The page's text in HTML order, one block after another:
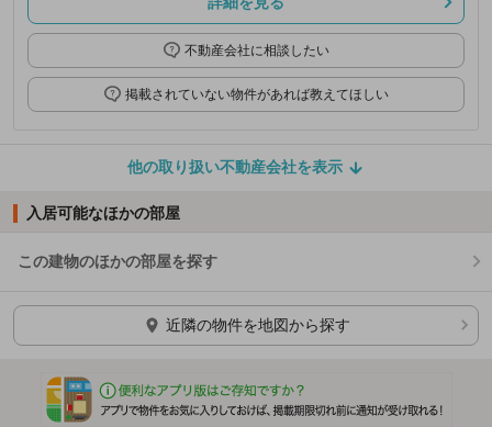
不動産会社に相談したい
掲載されていない物件があれば教えてほしい
他の取り扱い不動産会社を表示
入居可能なほかの部屋
この建物のほかの部屋を探す
ほかの部屋を検索中…
近隣の物件を地図から探す